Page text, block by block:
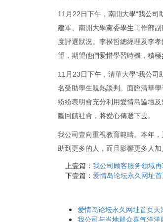
11月22日下午，南開大學“我公
建軍、南開大學黨委學生工作部
度評選狀況。李揆哲總經理及李
望，期望他們愛惜學習時機，積
11月23日下午，清華大學“我公
名受助學生親熱談判。面臨清華
紛紛表明會充分利用愛情島論壇
斷回饋社會，將愛心傳遞下去。
我公司壹向重視教育範疇。本年
助到更多的人，而且影響更多人加
上壹篇： 我公司顾客服务领域
下壹篇： 爱情岛论坛永久网址
爱情岛论坛永久网址首页天
我公司与当地群众喜气洋洋